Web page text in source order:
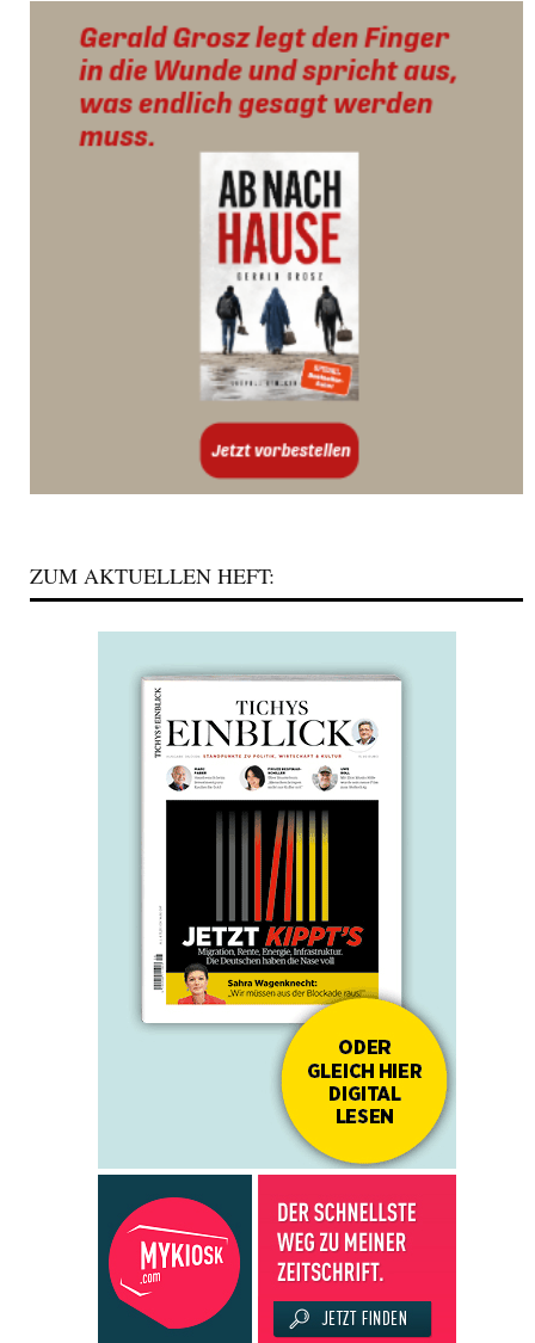
ZUM AKTUELLEN HEFT: